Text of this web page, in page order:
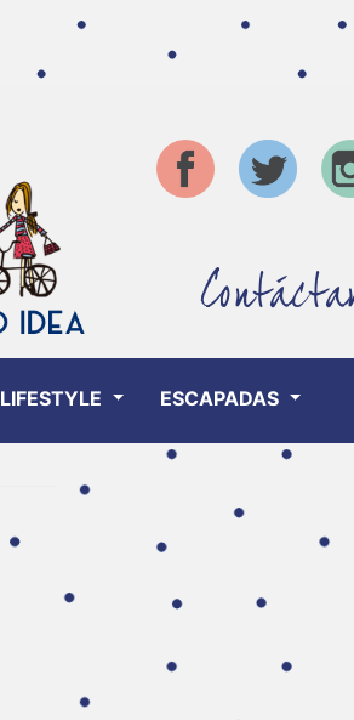
LIFESTYLE ESCAPADAS